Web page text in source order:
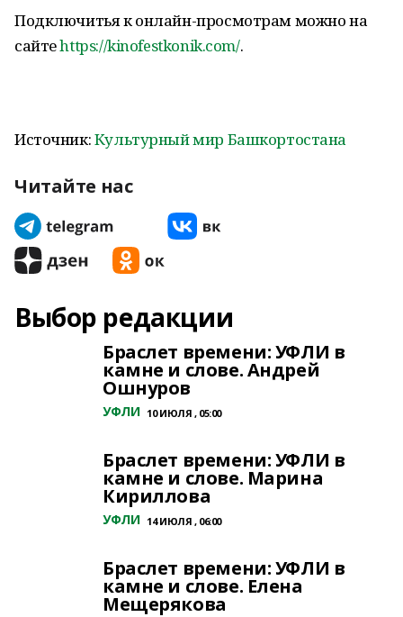
Подключитья к онлайн-просмотрам можно на
сайтеhttps://kinofestkonik.com/.
Источник:Культурный мир Башкортостана
Читайте нас
Выбор редакции
Браслет времени: УФЛИ в
камне и слове. Андрей
Ошнуров
УФЛИ 10 ИЮЛЯ , 05:00
Браслет времени: УФЛИ в
камне и слове. Марина
Кириллова
УФЛИ 14 ИЮЛЯ , 06:00
Браслет времени: УФЛИ в
камне и слове. Елена
Мещерякова